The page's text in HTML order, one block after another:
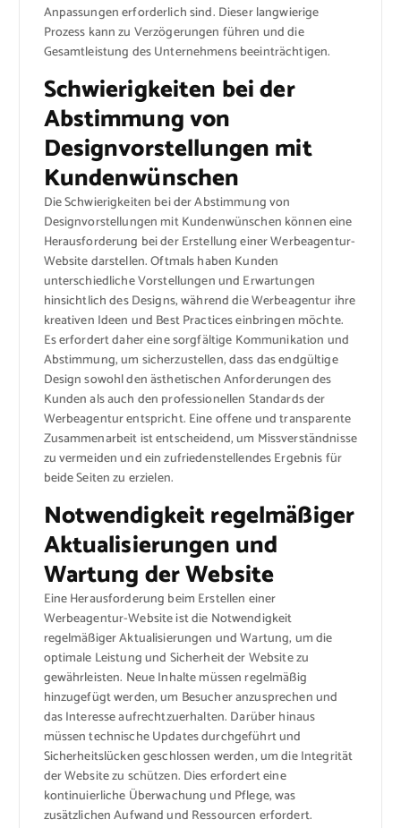
Anpassungen erforderlich sind. Dieser langwierige
Prozess kann zu Verzögerungen führen und die
Gesamtleistung des Unternehmens beeinträchtigen.
Schwierigkeiten bei der
Abstimmung von
Designvorstellungen mit
Kundenwünschen
Die Schwierigkeiten bei der Abstimmung von
Designvorstellungen mit Kundenwünschen können eine
Herausforderung bei der Erstellung einer Werbeagentur-
Website darstellen. Oftmals haben Kunden
unterschiedliche Vorstellungen und Erwartungen
hinsichtlich des Designs, während die Werbeagentur ihre
kreativen Ideen und Best Practices einbringen möchte.
Es erfordert daher eine sorgfältige Kommunikation und
Abstimmung, um sicherzustellen, dass das endgültige
Design sowohl den ästhetischen Anforderungen des
Kunden als auch den professionellen Standards der
Werbeagentur entspricht. Eine offene und transparente
Zusammenarbeit ist entscheidend, um Missverständnisse
zu vermeiden und ein zufriedenstellendes Ergebnis für
beide Seiten zu erzielen.
Notwendigkeit regelmäßiger
Aktualisierungen und
Wartung der Website
Eine Herausforderung beim Erstellen einer
Werbeagentur-Website ist die Notwendigkeit
regelmäßiger Aktualisierungen und Wartung, um die
optimale Leistung und Sicherheit der Website zu
gewährleisten. Neue Inhalte müssen regelmäßig
hinzugefügt werden, um Besucher anzusprechen und
das Interesse aufrechtzuerhalten. Darüber hinaus
müssen technische Updates durchgeführt und
Sicherheitslücken geschlossen werden, um die Integrität
der Website zu schützen. Dies erfordert eine
kontinuierliche Überwachung und Pflege, was
zusätzlichen Aufwand und Ressourcen erfordert.